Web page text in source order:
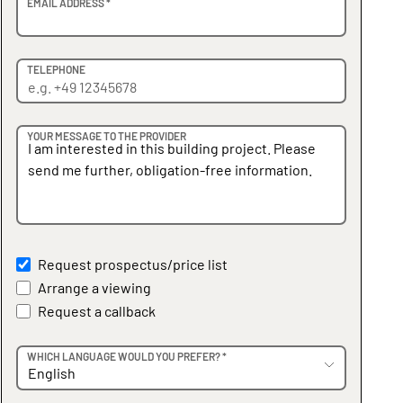
TELEPHONE
YOUR MESSAGE TO THE PROVIDER
Request prospectus/price list
Arrange a viewing
Request a callback
WHICH LANGUAGE WOULD YOU PREFER? *